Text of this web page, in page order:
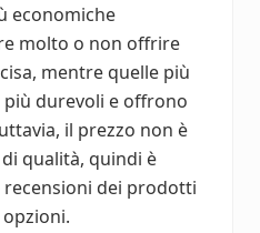
economiche
molto o non offrire
mentre quelle più
durevoli e offrono
il prezzo non è
qualità, quindi è
dei prodotti